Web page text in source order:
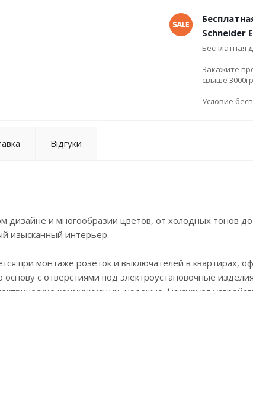
Schneider
Бесплатная
Закажите
свыше
Условие
Відгуки
дизайне и многообразии цветов, от холодных тонов
изысканный интерьер.
при монтаже розеток и выключателей в квартирах,
с отверстиями под электроустановочные
коммуникации, надежно фиксирует
Использование рамок делает эксплуатацию
установить рамки даже если коробка